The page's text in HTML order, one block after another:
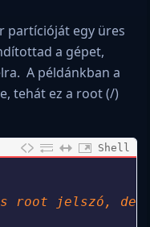
partícióját egy üres
a gépet,
A példánkban a
tehát ez a root (/)
Shell
root jelszó, de